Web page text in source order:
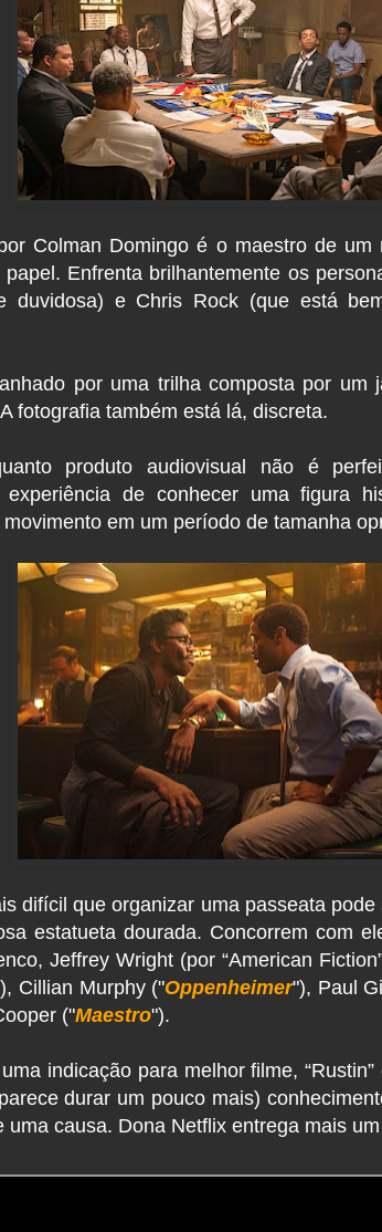
Colman Domingo é o maestro de um
Enfrenta brilhantemente os
duvidosa) e Chris Rock (que está
por uma trilha composta por um
fotografia também está lá, discreta.
produto audiovisual não é
experiência de conhecer uma figura
em um período de tamanha
difícil que organizar uma passeata
estatueta dourada. Concorrem com
Jeffrey Wright (por “American
Cillian Murphy ("Oppenheimer"), Paul
("Maestro").
indicação para melhor filme,
durar um pouco mais)
uma causa. Dona Netflix entrega mais